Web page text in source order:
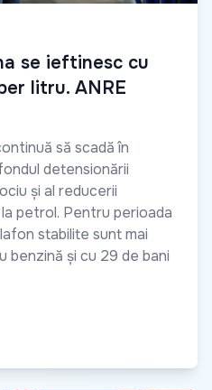
se ieftinesc cu
litru. ANRE
să scadă în
detensionării
și al reducerii
petrol. Pentru perioada
stabilite sunt mai
benzină și cu 29 de bani